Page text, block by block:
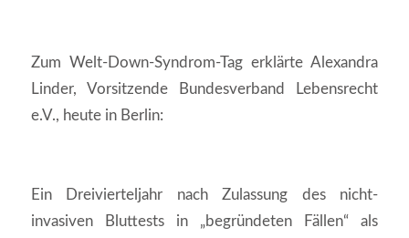
Zum Welt-Down-Syndrom-Tag erklärte Alexandra
Linder, Vorsitzende Bundesverband Lebensrecht
e.V., heute in Berlin:
Ein Dreivierteljahr nach Zulassung des nicht-
invasiven Bluttests in „begründeten Fällen“ als